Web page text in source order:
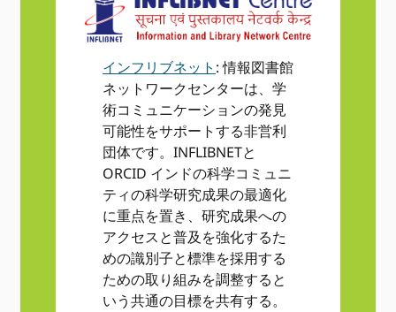
インフリブネット : 情報図書館
ネットワークセンターは、学
術コミュニケーションの発見
可能性をサポートする非営利
団体です。INFLIBNETと
ORCID インドの科学コミュニ
ティの科学研究成果の最適化
に重点を置き、研究成果への
アクセスと普及を強化するた
めの識別子と標準を採用する
ための取り組みを調整すると
いう共通の目標を共有する。